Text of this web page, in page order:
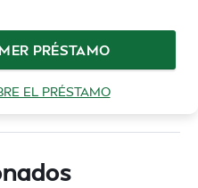
PRÉSTAMO
EL PRÉSTAMO